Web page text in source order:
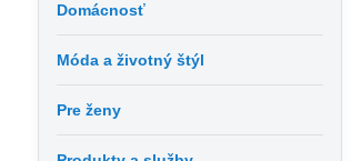
Domácnosť
Móda a životný štýl
Pre ženy